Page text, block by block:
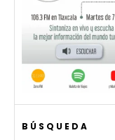
BÚSQUEDA